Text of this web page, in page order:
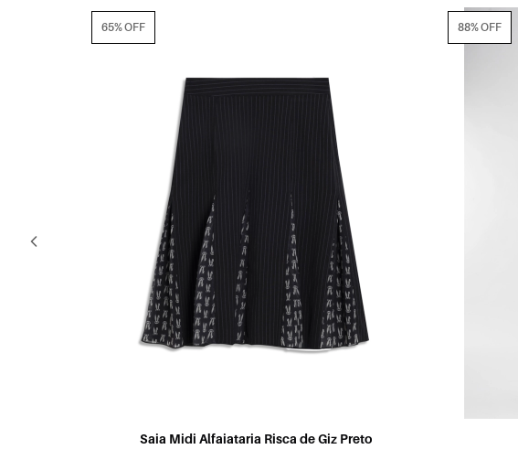
Saia Midi Alfaiataria Risca de Giz Preto
65% OFF 88% OFF